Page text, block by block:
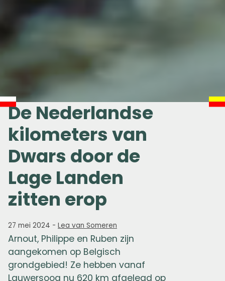
De Nederlandse
kilometers van
Dwars door de
Lage Landen
zitten erop
27 mei 2024 - Lea van Someren
Arnout, Philippe en Ruben zijn
aangekomen op Belgisch
grondgebied! Ze hebben vanaf
Lauwersoog nu 620 km afgelegd op